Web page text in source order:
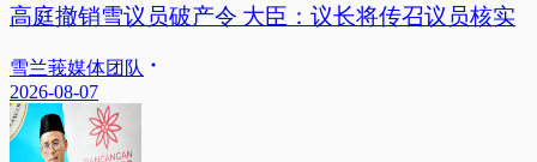
高庭撤销雪议员破产令 大臣：议长将传召议员核实
雪兰莪媒体团队
2026-08-07